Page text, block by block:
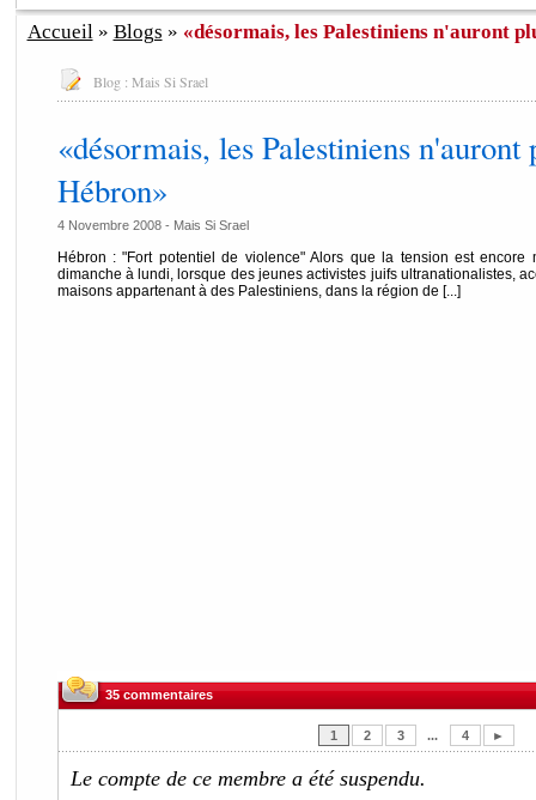
Accueil» Blogs » «désormais, les Palestiniens n'auront
Blog : Mais Si Srael
«désormais, les Palestiniens
Hébron»
4 Novembre 2008 - Mais Si Srael
Hébron : "Fort potentiel de violence" Alors que la tension est
dimanche à lundi, lorsque des jeunes activistes juifs ultranationalistes,
maisons appartenant à des Palestiniens, dans la région de [...]
35 commentaires
1 2 3 ... 4 ►
Le compte de ce membre a été suspendu.